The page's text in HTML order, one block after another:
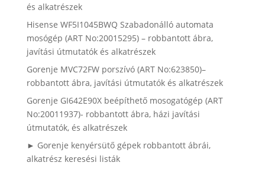
és alkatrészek
Hisense WF5I1045BWQ Szabadonálló automata
mosógép (ART No:20015295) – robbantott ábra,
javítási útmutatók és alkatrészek
Gorenje MVC72FW porszívó (ART No:623850)–
robbantott ábra, javítási útmutatók és alkatrészek
Gorenje GI642E90X beépíthető mosogatógép (ART
No:20011937)- robbantott ábra, házi javítási
útmutatók, és alkatrészek
► Gorenje kenyérsütő gépek robbantott ábrái,
alkatrész keresési listák